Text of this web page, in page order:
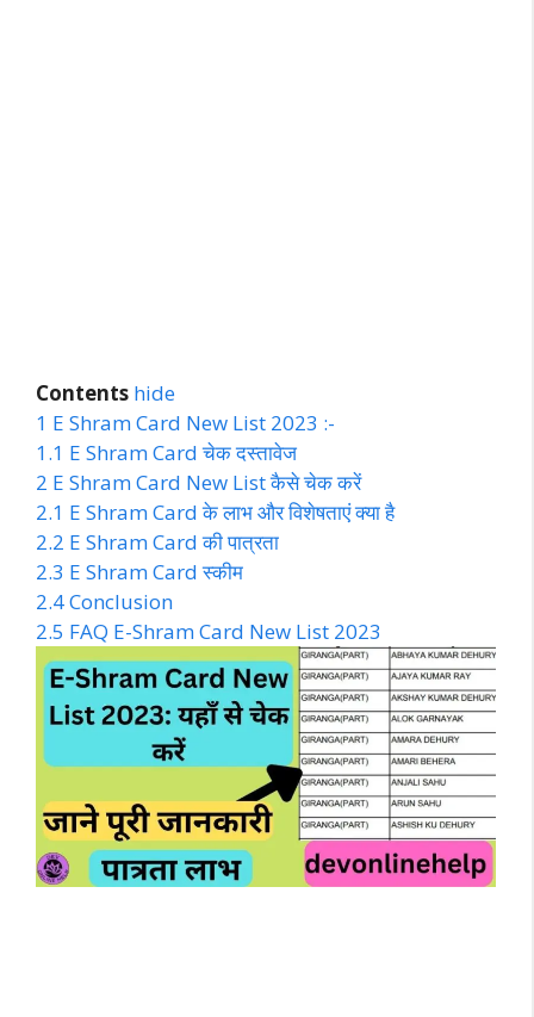
Contents hide
1 E Shram Card New List 2023 :-
1.1 E Shram Card चेक दस्तावेज
2 E Shram Card New List कैसे चेक करें
2.1 E Shram Card के लाभ और विशेषताएं क्या है
2.2 E Shram Card की पात्रता
2.3 E Shram Card स्कीम
2.4Conclusion
2.5 FAQ E-Shram Card New List 2023